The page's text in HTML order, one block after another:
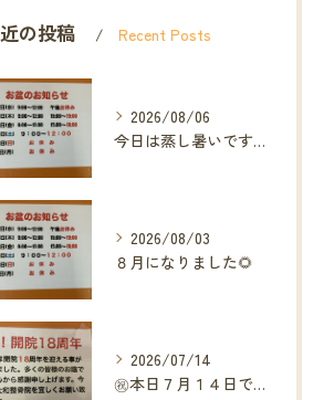
の投稿 Recent Posts
2026/08/06
今日は蒸し暑いですね🥵ありがたい事に今年の草加市は
2026/08/03
８月になりました🌻
2026/07/14
㊗️本日７月１４日で当院は開院１８周年となりました🎉